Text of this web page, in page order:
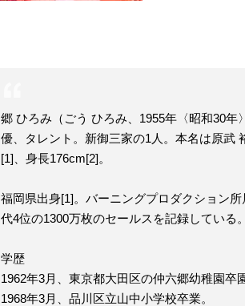
郷 ひろみ（ごう ひろみ、1955年〈昭和30
優、タレント。新御三家の1人。本名は原武
[1]、身長176cm[2]。
福岡県出身[1]。バーニングプロダクション
代4位の1300万枚のセールスを記録している
学歴
1962年3月、東京都大田区の仲六郷幼稚園卒園
1968年3月、品川区立山中小学校卒業。